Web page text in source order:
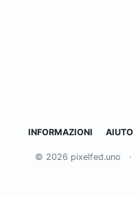
INFORMAZIONI AIUTO
© 2026 pixelfed.uno ·